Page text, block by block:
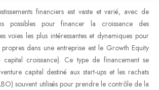
financiers est vaste et varié, avec de
possibles pour financer la croissance des
voies les plus intéressantes et dynamiques pour
dans une entreprise est le Growth Equity
croissance). Ce type de financement se
capital destiné aux start-ups et les rachats
souvent utilisés pour prendre le contrôle de la